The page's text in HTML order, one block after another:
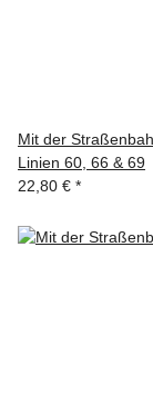
Mit der
Linien 60, 66 & 69
22,80 € *